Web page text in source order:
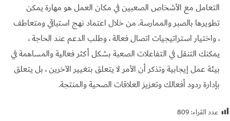
التعامل مع الأشخاص الصعبين في مكان العمل هو مهارة يمكن
تطويرها بالصبر والممارسة. من خلال اعتماد نهج استباقي ومتعاطف
، واختيار استراتيجيات اتصال فعالة ، وطلب الدعم عند الحاجة ،
يمكنك التنقل في التفاعلات الصعبة بشكل أكثر فعالية والمساهمة في
بيئة عمل إيجابية وتذكر أن الأمر لا يتعلق بتغيير الآخرين ، بل يتعلق
بإدارة ردود أفعالك وتعزيز العلاقات الصحية والمنتجة.
عدد القراء:809